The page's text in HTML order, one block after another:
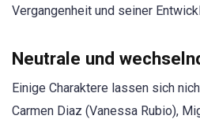
Vergangenheit und seiner
Neutrale und
Einige Charaktere lassen sich
Carmen Diaz (Vanessa Rubio),